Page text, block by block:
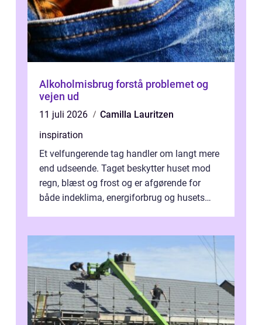
Alkoholmisbrug forstå problemet og
vejen ud
11 juli 2026
Camilla Lauritzen
inspiration
Et velfungerende tag handler om langt mere
end udseende. Taget beskytter huset mod
regn, blæst og frost og er afgørende for
både indeklima, energiforbrug og husets